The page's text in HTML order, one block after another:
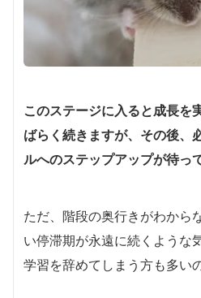
このステージに入ると成長を
ばらく続きますが、その後、
ルへのステップアップが待っ
ただ、階段の奥行きがわから
い停滞期が永遠に続くような
学習を辞めてしまう方も多い